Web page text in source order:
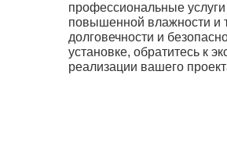
профессиональные
повышенной влажности и
долговечности и
установке, обратитесь к
реализации вашего